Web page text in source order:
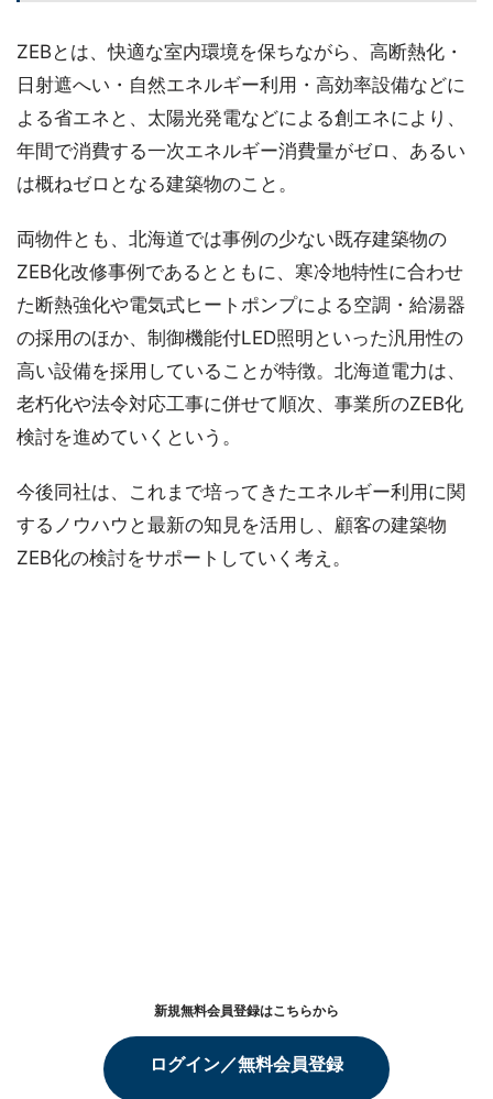
ZEBとは、快適な室内環境を保ちながら、高断熱化・
日射遮へい・自然エネルギー利用・高効率設備などに
よる省エネと、太陽光発電などによる創エネにより、
年間で消費する一次エネルギー消費量がゼロ、あるい
は概ねゼロとなる建築物のこと。
両物件とも、北海道では事例の少ない既存建築物の
ZEB化改修事例であるとともに、寒冷地特性に合わせ
た断熱強化や電気式ヒートポンプによる空調・給湯器
の採用のほか、制御機能付LED照明といった汎用性の
高い設備を採用していることが特徴。北海道電力は、
老朽化や法令対応工事に併せて順次、事業所のZEB化
検討を進めていくという。
今後同社は、これまで培ってきたエネルギー利用に関
するノウハウと最新の知見を活用し、顧客の建築物
ZEB化の検討をサポートしていく考え。
新規無料会員登録はこちらから
ログイン／無料会員登録